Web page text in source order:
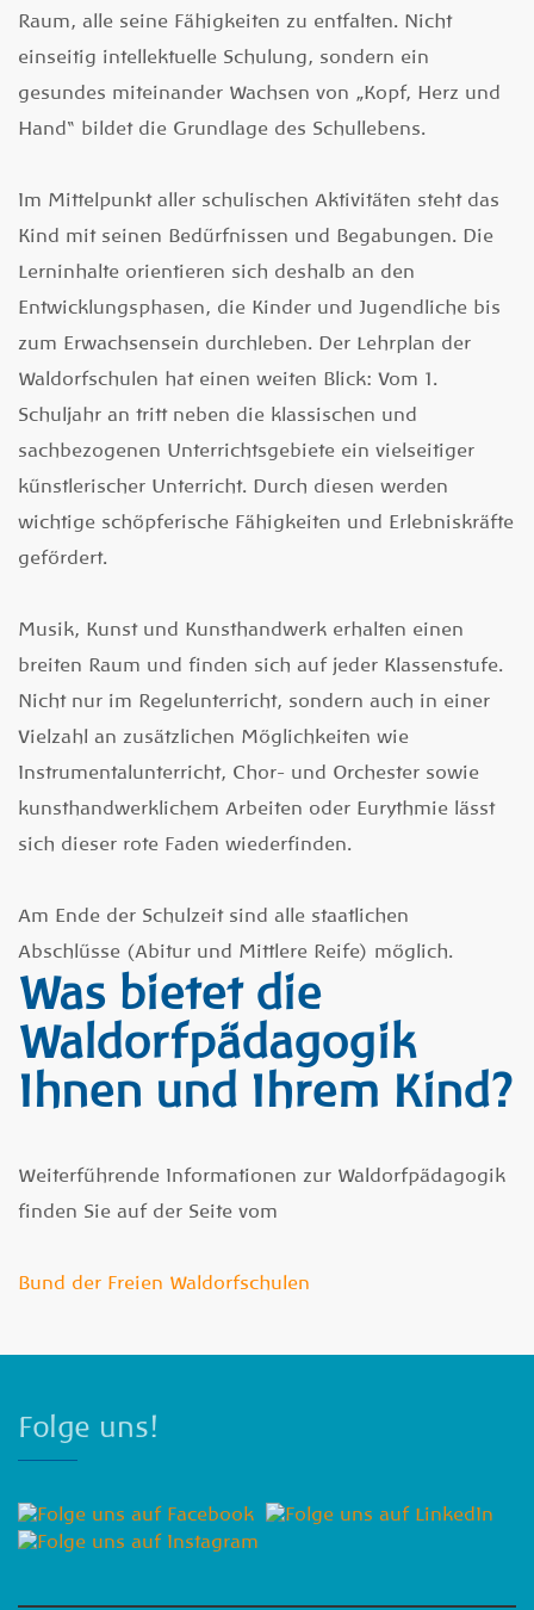
Raum, alle seine Fähigkeiten zu entfalten. Nicht
einseitig intellektuelle Schulung, sondern ein
gesundes miteinander Wachsen von „Kopf, Herz und
Hand“ bildet die Grundlage des Schullebens.
Im Mittelpunkt aller schulischen Aktivitäten steht das
Kind mit seinen Bedürfnissen und Begabungen. Die
Lerninhalte orientieren sich deshalb an den
Entwicklungsphasen, die Kinder und Jugendliche bis
zum Erwachsensein durchleben. Der Lehrplan der
Waldorfschulen hat einen weiten Blick: Vom 1.
Schuljahr an tritt neben die klassischen und
sachbezogenen Unterrichtsgebiete ein vielseitiger
künstlerischer Unterricht. Durch diesen werden
wichtige schöpferische Fähigkeiten und Erlebniskräfte
gefördert.
Musik, Kunst und Kunsthandwerk erhalten einen
breiten Raum und finden sich auf jeder Klassenstufe.
Nicht nur im Regelunterricht, sondern auch in einer
Vielzahl an zusätzlichen Möglichkeiten wie
Instrumentalunterricht, Chor- und Orchester sowie
kunsthandwerklichem Arbeiten oder Eurythmie lässt
sich dieser rote Faden wiederfinden.
Am Ende der Schulzeit sind alle staatlichen
Abschlüsse (Abitur und Mittlere Reife) möglich.
Was bietet die
Waldorfpädagogik
Ihnen und Ihrem Kind?
Weiterführende Informationen zur Waldorfpädagogik
finden Sie auf der Seite vom
Bund der Freien Waldorfschulen
Folge uns!